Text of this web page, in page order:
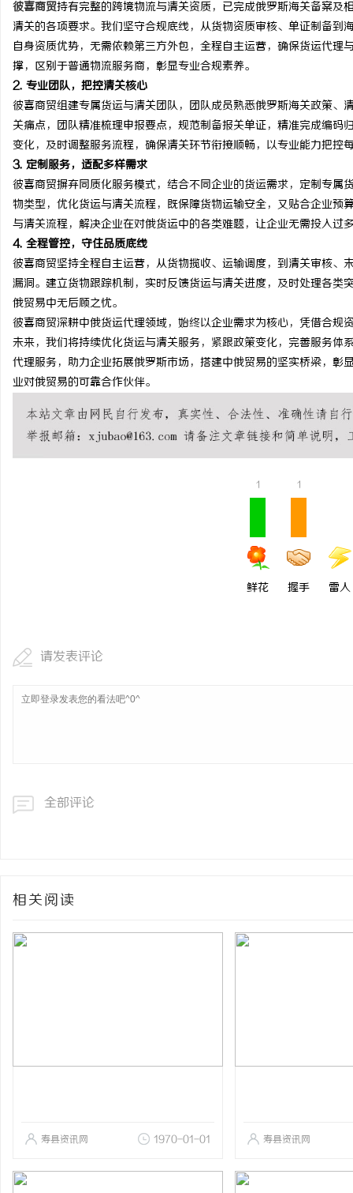
彼喜商贸持有完整的跨境物流与清关资质，已完成俄罗斯海关备案及
清关的各项要求。我们坚守合规底线，从货物资质审核、单证制备
自身资质优势，无需依赖第三方外包，全程自主运营，确保货运代
撑，区别于普通物流服务商，彰显专业合规素养。
2. 专业团队，把控清关核心
彼喜商贸组建专属货运与清关团队，团队成员熟悉俄罗斯海关政策
关痛点，团队精准梳理申报要点，规范制备报关单证，精准完成编
变化，及时调整服务流程，确保清关环节衔接顺畅，以专业能力把控
3. 定制服务，适配多样需求
彼喜商贸摒弃同质化服务模式，结合不同企业的货运需求，定制专
物类型，优化货运与清关流程，既保障货物运输安全，又贴合企业
与清关流程，解决企业在对俄货运中的各类难题，让企业无需投入过
4. 全程管控，守住品质底线
彼喜商贸坚持全程自主运营，从货物揽收、运输调度，到清关审核
漏洞。建立货物跟踪机制，实时反馈货运与清关进度，及时处理各
俄贸易中无后顾之忧。
彼喜商贸深耕中俄货运代理领域，始终以企业需求为核心，凭借合
未来，我们将持续优化货运与清关服务，紧跟政策变化，完善服务
代理服务，助力企业拓展俄罗斯市场，搭建中俄贸易的坚实桥梁，
业对俄贸易的可靠合作伙伴。
1
鲜花
1
握手 雷人
请发表评论
全部评论
相关阅读
寿县资讯网 1970-01-01 寿县资讯网